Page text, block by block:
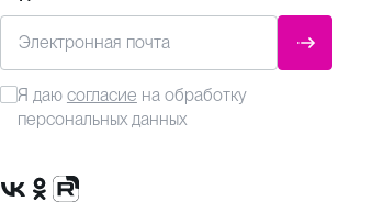
Электронная почта
Я даю согласие на обработку
персональных данных